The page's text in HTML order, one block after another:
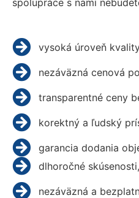
vysoká úroveň
nezáväzná cenová
transparentné ceny
korektný a ľudský
garancia dodania
dlhoročné
nezáväzná a